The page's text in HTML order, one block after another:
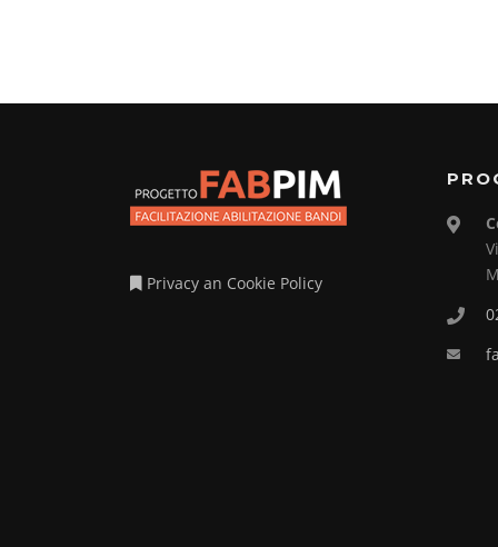
Privacy an Cookie Policy